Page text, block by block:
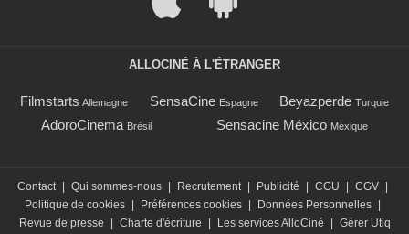
ALLOCINÉ À L'ÉTRANGER
Filmstarts Allemagne SensaCine Espagne Beyazperde Turquie
AdoroCinema Brésil Sensacine México Mexique
Contact Qui sommes-nous Recrutement Publicité CGU CGV
Politique de cookies
Préférences cookies Données Personnelles
Revue de presse
Charte d'écriture Les services AlloCiné Gérer Utiq